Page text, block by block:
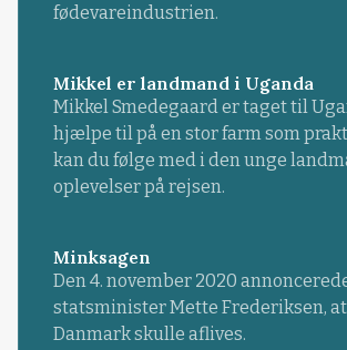
fødevareindustrien.
Mikkel er landmand i Uganda
Mikkel Smedegaard er taget til
hjælpe til på en stor farm som
kan du følge med i den unge
oplevelser på rejsen.
Minksagen
Den 4. november 2020
statsminister Mette Frederiksen,
Danmark skulle aflives.